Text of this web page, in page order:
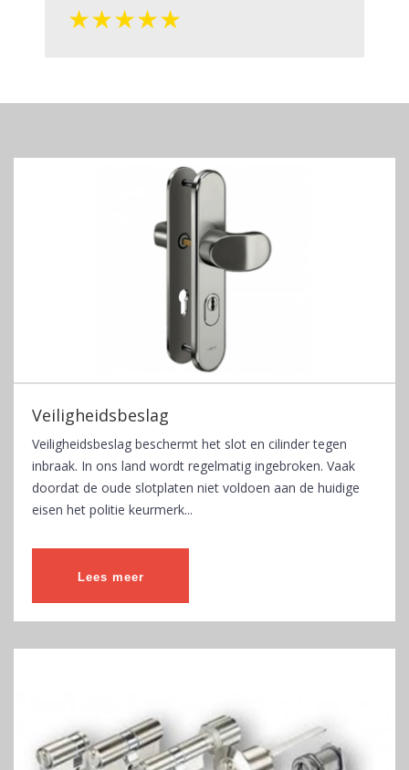
★★★★★
Veiligheidsbeslag
Veiligheidsbeslag beschermt het slot en cilinder tegen
inbraak. In ons land wordt regelmatig ingebroken. Vaak
doordat de oude slotplaten niet voldoen aan de huidige
eisen het politie keurmerk...
Lees meer